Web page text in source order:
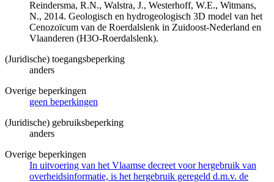
Reindersma, R.N., Walstra, J., Westerhoff, W.E., Witmans,
N., 2014. Geologisch en hydrogeologisch 3D model van het
Cenozoïcum van de Roerdalslenk in Zuidoost-Nederland en
Vlaanderen (H3O-Roerdalslenk).
(Juridische) toegangsbeperking
anders
Overige beperkingen
geen beperkingen
(Juridische) gebruiksbeperking
anders
Overige beperkingen
In uitvoering van het Vlaamse decreet voor hergebruik van
overheidsinformatie, is het hergebruik geregeld d.m.v. de